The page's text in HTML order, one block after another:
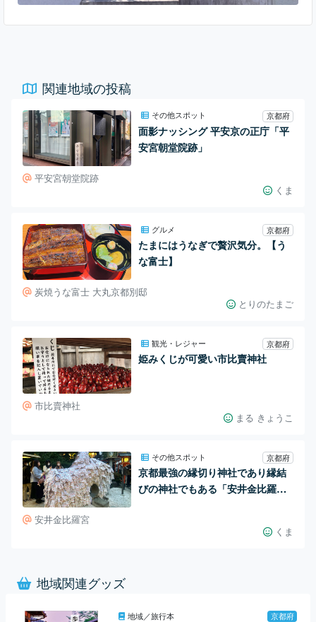
関連地域の投稿
その他スポット 京都府
面影ナッシング 平安京の正庁「平
安宮朝堂院跡」
平安宮朝堂院跡
くま
グルメ 京都府
たまにはうなぎで贅沢気分。【う
な富士】
炭焼うな富士 大丸京都別邸
とりのたまご
観光・レジャー 京都府
姫みくじが可愛い市比賣神社
市比賣神社
まる きょうこ
その他スポット 京都府
京都最強の縁切り神社であり縁結
びの神社でもある「安井金比羅
安井金比羅宮
くま
地域関連グッズ
地域／旅行本 京都府